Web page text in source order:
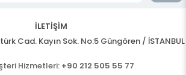
İLETİŞİM
Cad. Kayın Sok. No:5 Güngören / İSTANBUL
Hizmetleri: +90 212 505 55 77